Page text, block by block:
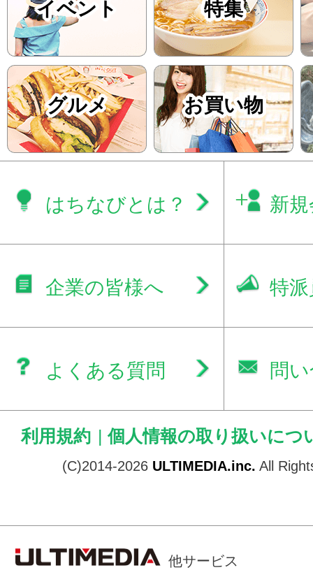
イベント 特集
グルメ お買い物
はちなびとは？ 新
企業の皆様へ 特
よくある質問 問
利用規約 | 個人情報の取り扱いにつ
(C)2014-2026 ULTIMEDIA.inc. All
他サービス